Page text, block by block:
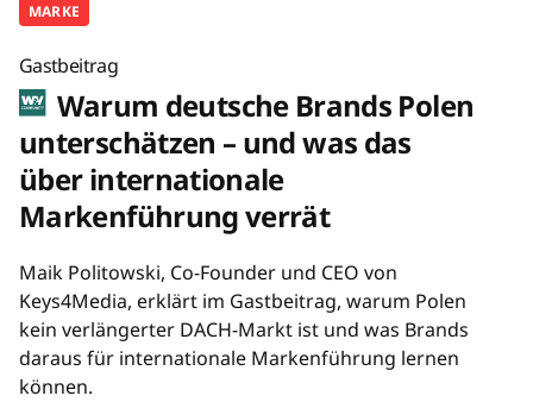
MARKE
Gastbeitrag
Warum deutsche Brands Polen
unterschätzen – und was das
über internationale
Markenführung verrät
Maik Politowski, Co-Founder und CEO von
Keys4Media, erklärt im Gastbeitrag, warum Polen
kein verlängerter DACH-Markt ist und was Brands
daraus für internationale Markenführung lernen
können.